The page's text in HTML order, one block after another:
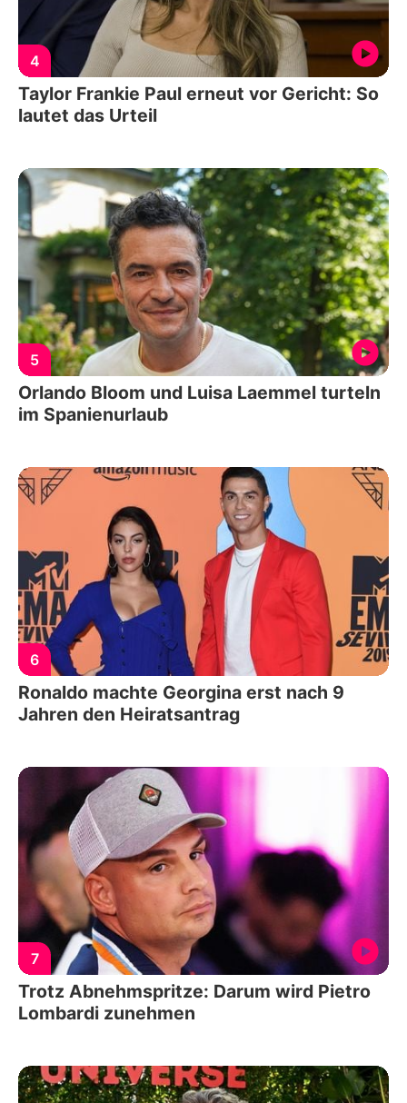
4
Taylor Frankie Paul erneut vor Gericht: So
lautet das Urteil
5
Orlando Bloom und Luisa Laemmel turteln
im Spanienurlaub
6
Ronaldo machte Georgina erst nach 9
Jahren den Heiratsantrag
7
Trotz Abnehmspritze: Darum wird Pietro
Lombardi zunehmen